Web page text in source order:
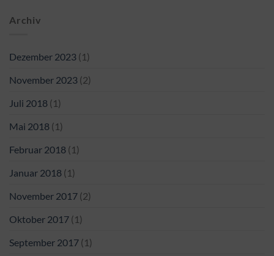
Archiv
Dezember 2023 (1)
November 2023 (2)
Juli 2018 (1)
Mai 2018 (1)
Februar 2018 (1)
Januar 2018 (1)
November 2017 (2)
Oktober 2017 (1)
September 2017 (1)